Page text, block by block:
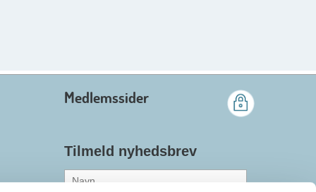
Medlemssider
Tilmeld nyhedsbrev